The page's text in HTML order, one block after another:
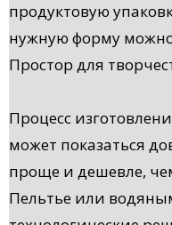
продуктовую
нужную форму
Простор для
Процесс
может показаться
проще и дешевле,
Пельтье или